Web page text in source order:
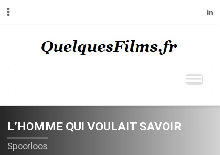
L’HOMME QUI VOULAIT SAVOIR
Spoorloos